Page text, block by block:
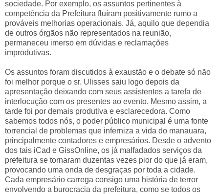
sociedade. Por exemplo, os assuntos pertinentes à
competência da Prefeitura fluíram positivamente rumo a
prováveis melhorias operacionais. Já, aquilo que dependia
de outros órgãos não representados na reunião,
permaneceu imerso em dúvidas e reclamações
improdutivas.
Os assuntos foram discutidos à exaustão e o debate só não
foi melhor porque o sr. Ulisses saiu logo depois da
apresentação deixando com seus assistentes a tarefa de
interlocução com os presentes ao evento. Mesmo assim, a
tarde foi por demais produtiva e esclarecedora. Como
sabemos todos nós, o poder público municipal é uma fonte
torrencial de problemas que inferniza a vida do manauara,
principalmente contadores e empresários. Desde o advento
dos tais iCad e GissOnline, os já malfadados serviços da
prefeitura se tornaram duzentas vezes pior do que já eram,
provocando uma onda de desgraças por toda a cidade.
Cada empresário carrega consigo uma história de terror
envolvendo a burocracia da prefeitura, como se todos os